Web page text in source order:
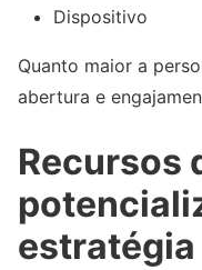
Dispositivo
Quanto maior a
abertura e
Recursos
estratégia